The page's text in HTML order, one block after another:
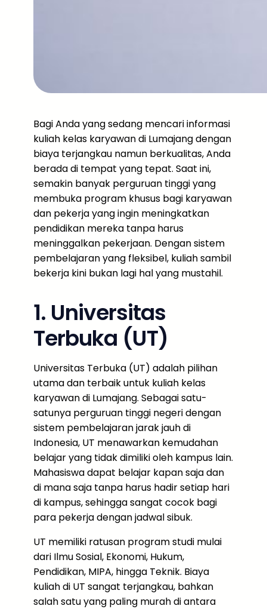
Bagi Anda yang sedang mencari informasi
kuliah kelas karyawan di Lumajang dengan
biaya terjangkau namun berkualitas, Anda
berada di tempat yang tepat. Saat ini,
semakin banyak perguruan tinggi yang
membuka program khusus bagi karyawan
dan pekerja yang ingin meningkatkan
pendidikan mereka tanpa harus
meninggalkan pekerjaan. Dengan sistem
pembelajaran yang fleksibel, kuliah sambil
bekerja kini bukan lagi hal yang mustahil.
1. Universitas
Terbuka (UT)
Universitas Terbuka (UT) adalah pilihan
utama dan terbaik untuk kuliah kelas
karyawan di Lumajang. Sebagai satu-
satunya perguruan tinggi negeri dengan
sistem pembelajaran jarak jauh di
Indonesia, UT menawarkan kemudahan
belajar yang tidak dimiliki oleh kampus lain.
Mahasiswa dapat belajar kapan saja dan
di mana saja tanpa harus hadir setiap hari
di kampus, sehingga sangat cocok bagi
para pekerja dengan jadwal sibuk.
UT memiliki ratusan program studi mulai
dari Ilmu Sosial, Ekonomi, Hukum,
Pendidikan, MIPA, hingga Teknik. Biaya
kuliah di UT sangat terjangkau, bahkan
salah satu yang paling murah di antara